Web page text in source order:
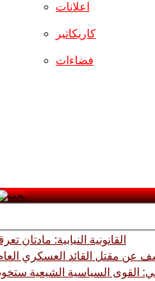
اعلانات
كاريكاتير
فضاءات
القانونية النيابية:
عن مقتل القائد العسكري
القوى السياسية الشيعية